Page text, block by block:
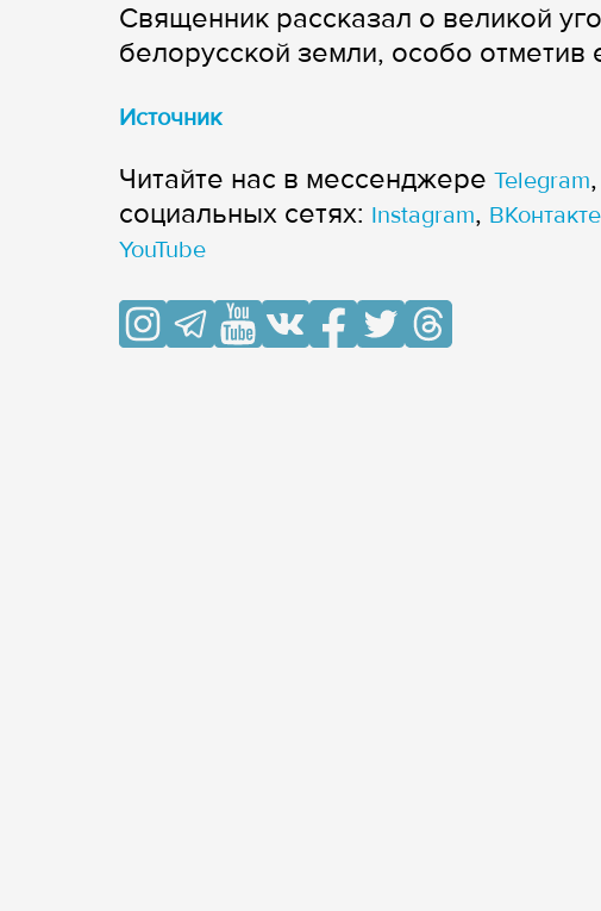
Священник рассказал о великой
белорусской земли, особо
Источник
Читайте нас в мессенджере Telegram
cоциальных сетях: Instagram, ВКонтакте
YouTube